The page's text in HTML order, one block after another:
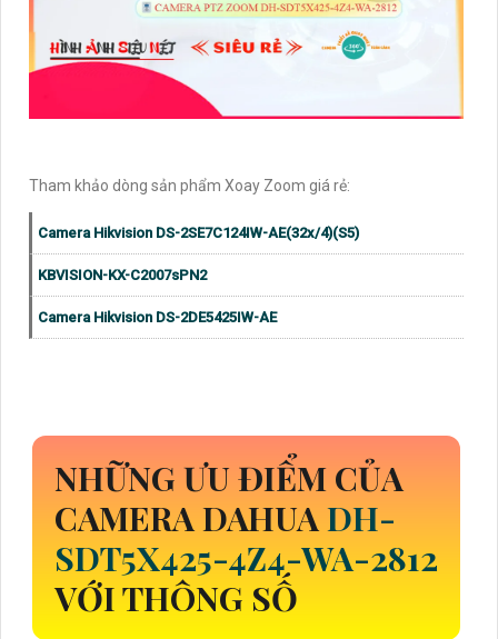
Tham khảo dòng sản phẩm Xoay Zoom giá rẻ:
Camera Hikvision DS-2SE7C124IW-AE(32x/4)(S5)
KBVISION-KX-C2007sPN2
Camera Hikvision DS-2DE5425IW-AE
NHỮNG ƯU ĐIỂM CỦA
CAMERA DAHUADH-
SDT5X425-4Z4-WA-2812
VỚI THÔNG SỐ